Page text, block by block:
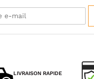
LIVRAISON RAPIDE